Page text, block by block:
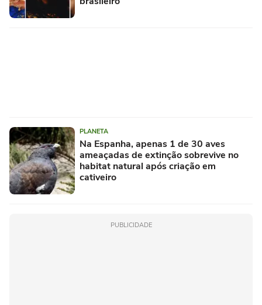
PLANETA
Na Espanha, apenas 1 de 30 aves
ameaçadas de extinção sobrevive no
habitat natural após criação em
cativeiro
PUBLICIDADE